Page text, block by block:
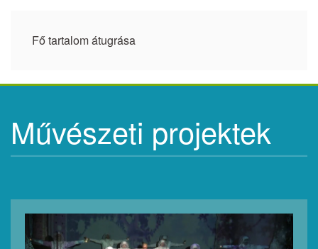
Fő tartalom átugrása
Művészeti projektek